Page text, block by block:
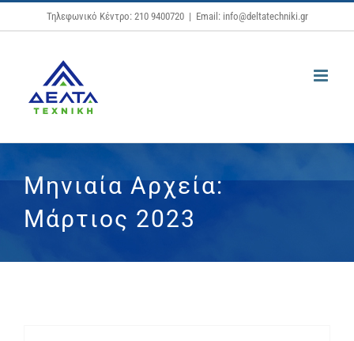
Μετάβαση
στο
Τηλεφωνικό Κέντρο: 210 9400720 | Email: info@deltatechniki.gr
Μηνιαία Αρχεία:
Μάρτιος 2023